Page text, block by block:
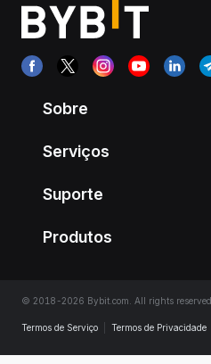
Sobre
Serviços
Suporte
Produtos
© 2018-2026 Bybit.com. All rights reserved.
Termos de Serviço Termos de Privacidade